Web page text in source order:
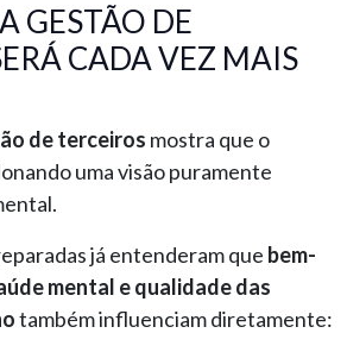
GESTÃO DE
CADA VEZ MAIS
de terceiros mostra que o
uma visão puramente
já entenderam que bem-
mental e qualidade das
também influenciam diretamente: